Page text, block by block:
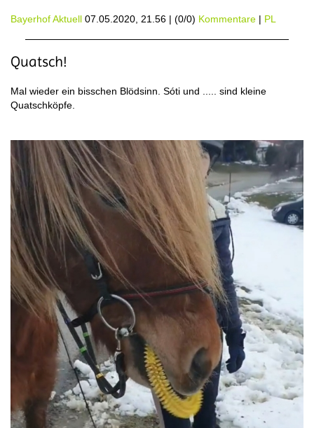
Bayerhof Aktuell 07.05.2020, 21.56 | (0/0) Kommentare | PL
Quatsch!
Mal wieder ein bisschen Blödsinn. Sóti und ..... sind kleine
Quatschköpfe.